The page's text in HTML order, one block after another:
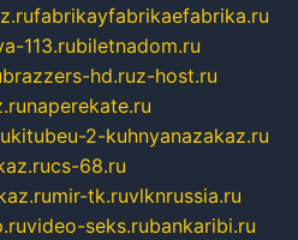
fabrikayfabrikaefabrika.ru
113.rubiletnadom.ru
brazzers-hd.ruz-host.ru
naperekate.ru
kitubeu-2-kuhnyanazakaz.ru
cs-68.ru
mir-tk.ruvlknrussia.ru
video-seks.rubankaribi.ru